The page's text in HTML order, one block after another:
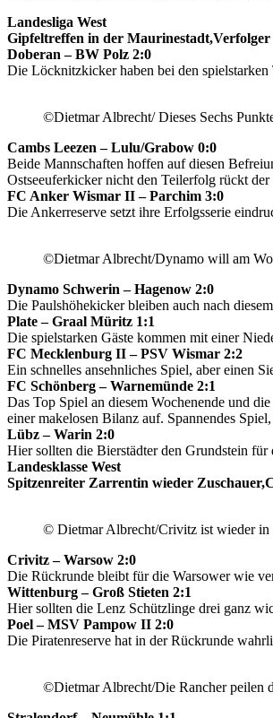
Landesliga West
Gipfeltreffen in der Maurinestadt,Verfolger
Doberan – BW Polz 2:0
Die Löcknitzkicker haben bei den
©Dietmar Albrecht/ Dieses Sechs
Cambs Leezen – Lulu/Grabow 0:0
Beide Mannschaften hoffen auf diesen
Ostseeuferkicker nicht den Teilerfolg rückt
FC Anker Wismar II – Parchim 3:0
Die Ankerreserve setzt ihre Erfolgsserie
©Dietmar Albrecht/Dynamo will am
Dynamo Schwerin – Hagenow 2:0
Die Paulshöhekicker bleiben auch nach
Plate – Graal Müritz 1:1
Die spielstarken Gäste kommen mit einer
FC Mecklenburg II – PSV Wismar 2:2
Ein schnelles ansehnliches Spiel, aber einen
FC Schönberg – Warnemünde 2:1
Das Top Spiel an diesem Wochenende und
einer makelosen Bilanz auf. Spannendes
Lübz – Warin 2:0
Hier sollten die Bierstädter den Grundstein für
Landesklasse West
Spitzenreiter Zarrentin wieder
© Dietmar Albrecht/Crivitz ist wieder in
Crivitz – Warsow 2:0
Die Rückrunde bleibt für die Warsower wie
Wittenburg – Groß Stieten 2:1
Hier sollten die Lenz Schützlinge drei ganz
Poel – MSV Pampow II 2:0
Die Piratenreserve hat in der Rückrunde
©Dietmar Albrecht/Die Rancher peilen